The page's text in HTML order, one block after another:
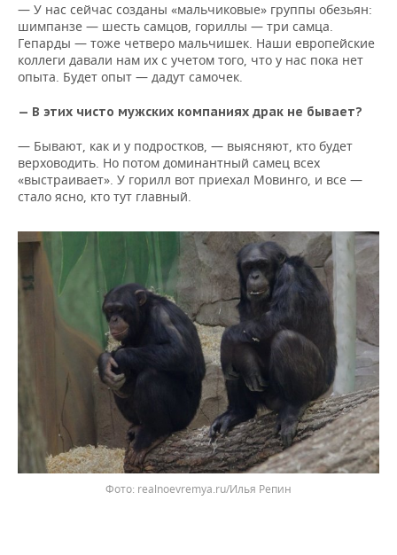
— У нас сейчас созданы «мальчиковые» группы обезьян:
шимпанзе — шесть самцов, гориллы — три самца.
Гепарды — тоже четверо мальчишек. Наши европейские
коллеги давали нам их с учетом того, что у нас пока нет
опыта. Будет опыт — дадут самочек.
— В этих чисто мужских компаниях драк не бывает?
— Бывают, как и у подростков, — выясняют, кто будет
верховодить. Но потом доминантный самец всех
«выстраивает». У горилл вот приехал Мовинго, и все —
стало ясно, кто тут главный.
realnoevremya.ru/Илья Репин